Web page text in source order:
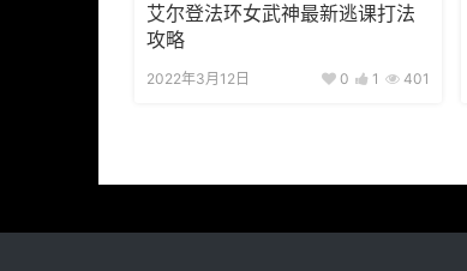
艾尔登法环女武神最新逃课打法
攻略
2022年3月12日 0 1 401